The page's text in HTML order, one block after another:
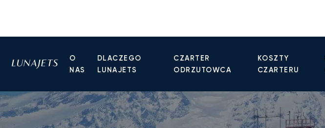
O
NAS
DLACZEGO
LUNAJETS
CZARTER
ODRZUTOWCA
KOSZTY
CZARTERU